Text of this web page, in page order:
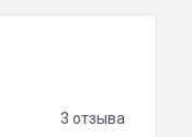
3 отзыва